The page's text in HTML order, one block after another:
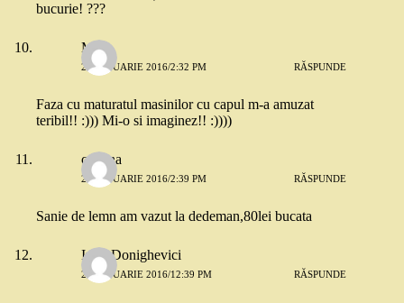
bucurie! ???
Meg
21 IANUARIE 2016/2:32 PM RĂSPUNDE
Faza cu maturatul masinilor cu capul m-a amuzat
teribil!! :))) Mi-o si imaginez!! :))))
cristina
21 IANUARIE 2016/2:39 PM RĂSPUNDE
Sanie de lemn am vazut la dedeman,80lei bucata
Irina Donighevici
22 IANUARIE 2016/12:39 PM RĂSPUNDE